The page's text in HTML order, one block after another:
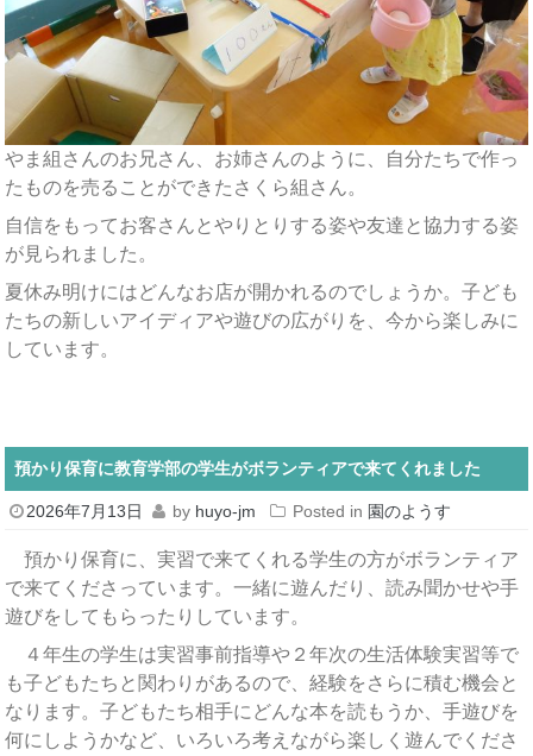
やま組さんのお兄さん、お姉さんのように、自分たちで作っ
たものを売ることができたさくら組さん。
自信をもってお客さんとやりとりする姿や友達と協力する姿
が見られました。
夏休み明けにはどんなお店が開かれるのでしょうか。子ども
たちの新しいアイディアや遊びの広がりを、今から楽しみに
しています。
預かり保育に教育学部の学生がボランティアで来てくれました
2026年7月13日 by huyo-jm Posted in 園のようす
預かり保育に、実習で来てくれる学生の方がボランティア
で来てくださっています。一緒に遊んだり、読み聞かせや手
遊びをしてもらったりしています。
４年生の学生は実習事前指導や２年次の生活体験実習等で
も子どもたちと関わりがあるので、経験をさらに積む機会と
なります。子どもたち相手にどんな本を読もうか、手遊びを
何にしようかなど、いろいろ考えながら楽しく遊んでくださ